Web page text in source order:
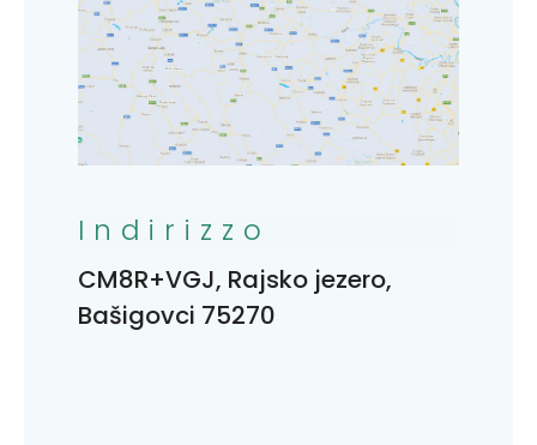
Indirizzo
CM8R+VGJ, Rajsko jezero,
Bašigovci 75270